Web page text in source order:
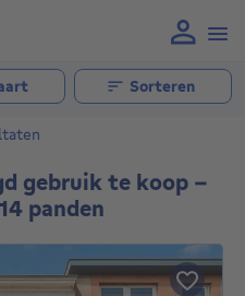
Sorteren
gebruik te koop -
panden